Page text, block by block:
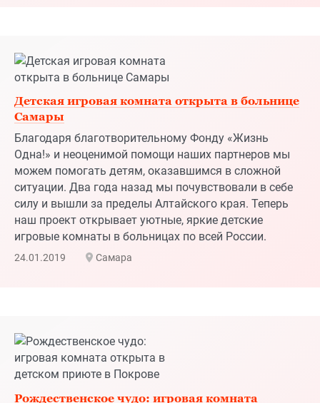
Одна!» и неоценимой помощи наших партнеров мы
можем помогать детям, оказавшимся в сложной
ситуации. Два года назад мы почувствовали в себе
силу и вышли за пределы Алтайского края. Теперь
наш проект открывает уютные, яркие детские
игровые комнаты в больницах по всей России.
24.01.2019 Самара
Благотворительный проект Компании МейТан
«Жизнь одна» продолжает дарить радость детям,
оказавшимся в трудных ситуациях. В светлый
праздник Рождества настоящее чудо случилось в